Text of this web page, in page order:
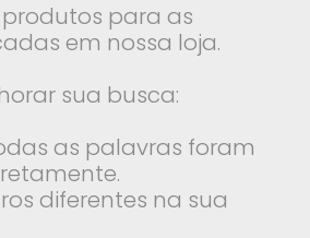
para as
em nossa loja.
sua busca:
as palavras foram
diferentes na sua